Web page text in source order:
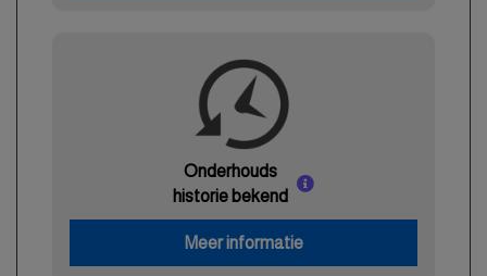
Onderhouds
historie bekend
Meer informatie